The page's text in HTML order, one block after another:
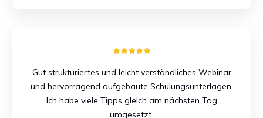
Gut strukturiertes und leicht verständliches Webinar
und hervorragend aufgebaute Schulungsunterlagen.
Ich habe viele Tipps gleich am nächsten Tag
umgesetzt.